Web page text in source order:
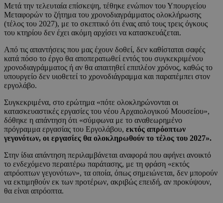
Μετά την τελευταία επίσκεψη, τέθηκε ενώπιον του Υπουργείου
Μεταφορών το ζήτημα του χρονοδιαγράμματος ολοκλήρωσης
(τέλος του 2027), με το σκεπτικό ότι ένας από τους τρεις όγκους
του κτηρίου δεν έχει ακόμη αρχίσει να κατασκευάζεται.
Από τις απαντήσεις που μας έχουν δοθεί, δεν καθίσταται σαφές
κατά πόσο το έργο θα αποπερατωθεί εντός του συγκεκριμένου
χρονοδιαγράμματος ή αν θα απαιτηθεί επιπλέον χρόνος, καθώς το
υπουργείο δεν υιοθετεί το χρονοδιάγραμμα και παραπέμπει στον
εργολάβο.
Συγκεκριμένα, στο ερώτημα «πότε ολοκληρώνονται οι
κατασκευαστικές εργασίες του νέου Αρχαιολογικού Μουσείου»,
δόθηκε η απάντηση ότι «σύμφωνα με το αναθεωρημένο
πρόγραμμα εργασίας του Εργολάβου, εκτός απρόοπτων
γεγονότων, οι εργασίες θα ολοκληρωθούν το τέλος του 2027».
Στην ίδια απάντηση περιλαμβάνεται αναφορά που αφήνει ανοικτό
το ενδεχόμενο περαιτέρω παράτασης, με τη φράση «εκτός
απρόοπτων γεγονότων», τα οποία, όπως σημειώνεται, δεν μπορούν
να εκτιμηθούν εκ των προτέρων, ακριβώς επειδή, αν προκύψουν,
θα είναι απρόοπτα.